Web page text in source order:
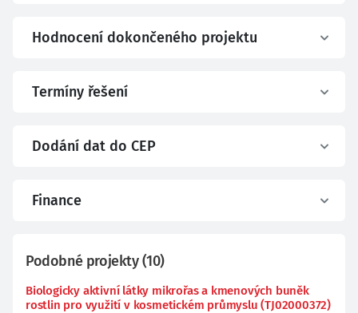
Hodnocení dokončeného projektu
Termíny řešení
Dodání dat do CEP
Finance
Podobné projekty(10)
Biologicky aktivní látky mikrořas a kmenových buněk
rostlin pro využití v kosmetickém průmyslu (TJ02000372)